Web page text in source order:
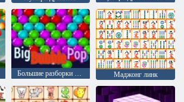
Большие разборки с пузырями Маджонг линк